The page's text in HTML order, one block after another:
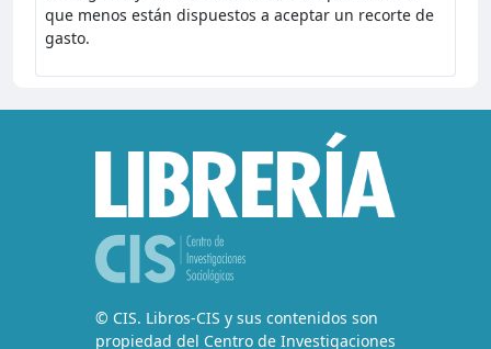
que menos están dispuestos a aceptar un recorte de
gasto.
© CIS. Libros-CIS y sus contenidos son
propiedad del Centro de Investigaciones